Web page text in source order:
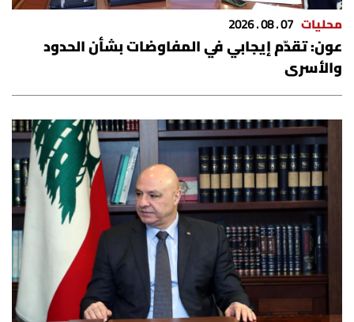
محليات 07 . 08 . 2026
عون: تقدّم إيجابي في المفاوضات بشأن الحدود
والأسرى